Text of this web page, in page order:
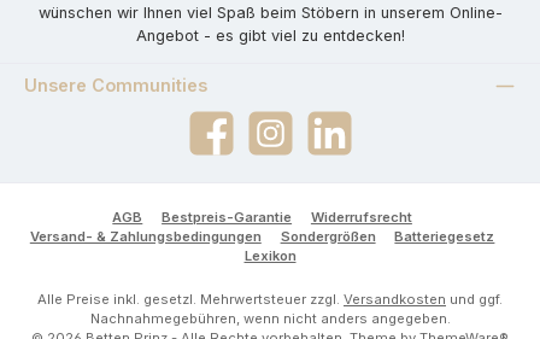
wünschen wir Ihnen viel Spaß beim Stöbern in unserem Online-
Angebot - es gibt viel zu entdecken!
Unsere Communities
FacebookInstagram
AGB Bestpreis-Garantie
Widerrufsrecht
Versand- & Zahlungsbedingungen
Sondergrößen
Batteriegesetz
Lexikon
Alle Preise inkl. gesetzl. Mehrwertsteuer zzgl. Versandkosten und ggf.
Nachnahmegebühren, wenn nicht anders angegeben.